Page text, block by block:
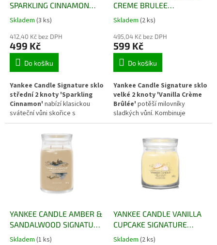
SPARKLING CINNAMON
SIGNATURE STŘEDNÍ
Skladem (3 ks)
412,40 Kč bez DPH
499 Kč
Do košíku
Yankee Candle Signature sklo
střední 2 knoty 'Sparkling
Cinnamon' nabízí klasickou
sváteční vůni skořice s
nádechem hřebíčku a sladkého
cukru. Dva knoty zajišťují
rovnoměrné hoření a silnou
intenzitu vůně. Skleněná nádoba
v moderním Signature designu
vnese do interiéru hřejivou
atmosféru, ideální pro zimní
období a chvíle klidu u světla
CREME BRULEE
SIGNATURE VELKÝ
Skladem (2 ks)
495,04 Kč bez DPH
599 Kč
Do košíku
Yankee Candle Signature sklo
velké 2 knoty 'Vanilla Crème
Brûlée' potěší milovníky
sladkých vůní. Kombinuje
jemnou vanilku, karamelizovaný
crème brûlée. Dva knoty
zajišťují rovnoměrné hoření a
intenzivní rozptyl vůně.
Elegantní Signature design s
víčkem doplní každý interiér a
vnese do něj vůni tepla, pohody
YANKEE CANDLE AMBER &
SANDALWOOD SIGNATURE
VELKÝ
Skladem (1 ks)
YANKEE CANDLE VANILLA
CUPCAKE SIGNATURE
STŘEDNÍ
Skladem (2 ks)